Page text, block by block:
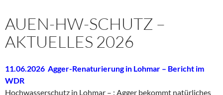
AUEN-HW-SCHUTZ –
AKTUELLES 2026
11.06.2026 Agger-Renaturierung in Lohmar – Bericht im
WDR
Hochwasserschutz in Lohmar – : Agger bekommt natürliches